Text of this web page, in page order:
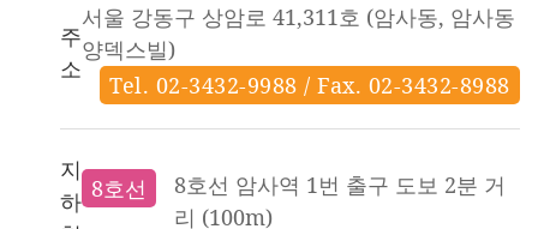
주
소
서울 강동구 상암로 41,311호 (암사동, 암사동
양덱스빌)
Tel. 02-3432-9988 / Fax. 02-3432-8988
지
하 8호선
8호선 암사역 1번 출구 도보 2분 거
리 (100m)